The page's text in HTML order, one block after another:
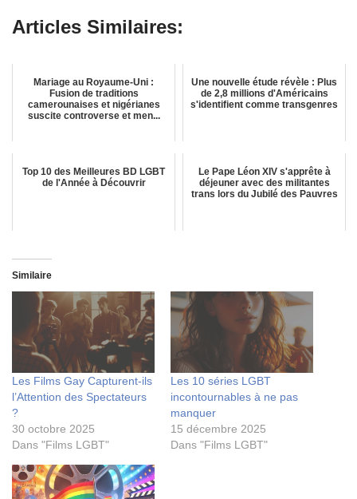
Articles Similaires:
Mariage au Royaume-Uni :
Fusion de traditions
camerounaises et nigérianes
suscite controverse et men...
Une nouvelle étude révèle : Plus
de 2,8 millions d'Américains
s'identifient comme transgenres
Top 10 des Meilleures BD LGBT
de l'Année à Découvrir
Le Pape Léon XIV s'apprête à
déjeuner avec des militantes
trans lors du Jubilé des Pauvres
Similaire
Les Films Gay Capturent-ils
l’Attention des Spectateurs
?
30 octobre 2025
Dans "Films LGBT"
Les 10 séries LGBT
incontournables à ne pas
manquer
15 décembre 2025
Dans "Films LGBT"